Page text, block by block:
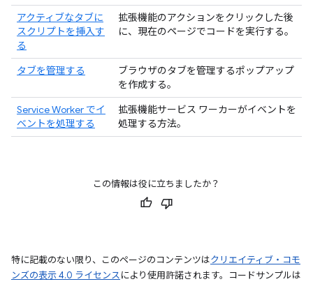
アクティブなタブに
スクリプトを挿入す
る
拡張機能のアクションをクリックした後
に、現在のページでコードを実行する。
タブを管理する
ブラウザのタブを管理するポップアップ
を作成する。
Service Worker でイ
ベントを処理する
拡張機能サービス ワーカーがイベントを
処理する方法。
この情報は役に立ちましたか？
特に記載のない限り、このページのコンテンツはクリエイティブ・コモ
ンズの表示 4.0 ライセンスにより使用許諾されます。コードサンプルは